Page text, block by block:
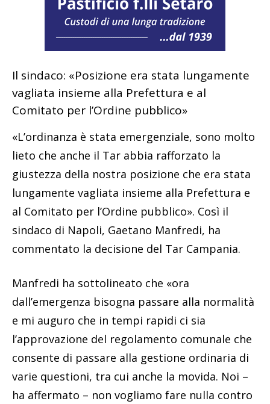
Il sindaco: «Posizione era stata lungamente
vagliata insieme alla Prefettura e al
Comitato per l’Ordine pubblico»
«L’ordinanza è stata emergenziale, sono molto
lieto che anche il Tar abbia rafforzato la
giustezza della nostra posizione che era stata
lungamente vagliata insieme alla Prefettura e
al Comitato per l’Ordine pubblico». Così il
sindaco di Napoli, Gaetano Manfredi, ha
commentato la decisione del Tar Campania.
Manfredi ha sottolineato che «ora
dall’emergenza bisogna passare alla normalità
e mi auguro che in tempi rapidi ci sia
l’approvazione del regolamento comunale che
consente di passare alla gestione ordinaria di
varie questioni, tra cui anche la movida. Noi –
ha affermato – non vogliamo fare nulla contro